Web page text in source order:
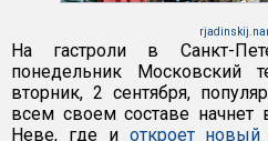
На гастроли в Санкт-
понедельник Московский
вторник, 2 сентября,
всем своем составе начнет
Неве, где и откроет новый